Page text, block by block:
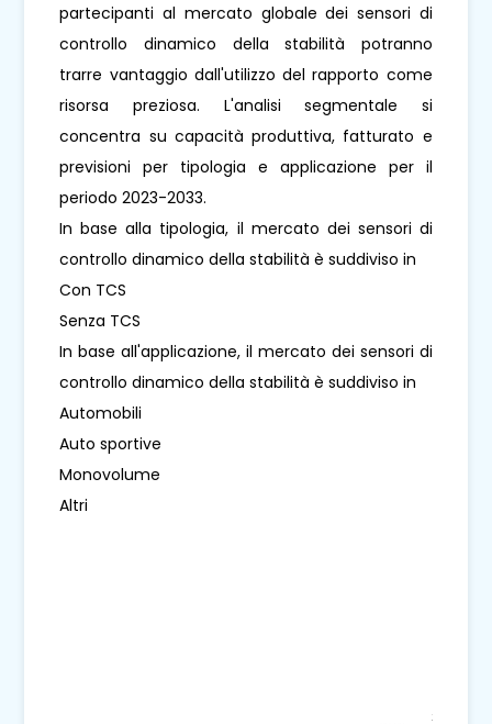
partecipanti al mercato globale dei sensori di
controllo dinamico della stabilità potranno
trarre vantaggio dall'utilizzo del rapporto come
risorsa preziosa. L'analisi segmentale si
concentra su capacità produttiva, fatturato e
previsioni per tipologia e applicazione per il
periodo 2023-2033.
In base alla tipologia, il mercato dei sensori di
controllo dinamico della stabilità è suddiviso in
Con TCS
Senza TCS
In base all'applicazione, il mercato dei sensori di
controllo dinamico della stabilità è suddiviso in
Automobili
Auto sportive
Monovolume
Altri